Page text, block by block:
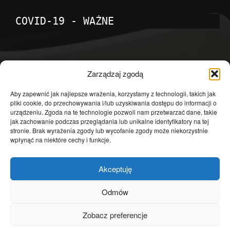
Zarządzaj zgodą
Aby zapewnić jak najlepsze wrażenia, korzystamy z technologii, takich jak
pliki cookie, do przechowywania i/lub uzyskiwania dostępu do informacji o
urządzeniu. Zgoda na te technologie pozwoli nam przetwarzać dane, takie
jak zachowanie podczas przeglądania lub unikalne identyfikatory na tej
stronie. Brak wyrażenia zgody lub wycofanie zgody może niekorzystnie
wpłynąć na niektóre cechy i funkcje.
Akceptuję
Odmów
Zobacz preferencje
COVID-19 - WAŻNE
Temat dnia
4601
Publicystyka
4363
Polityka
3639
Polska
Społeczeństwo
2823